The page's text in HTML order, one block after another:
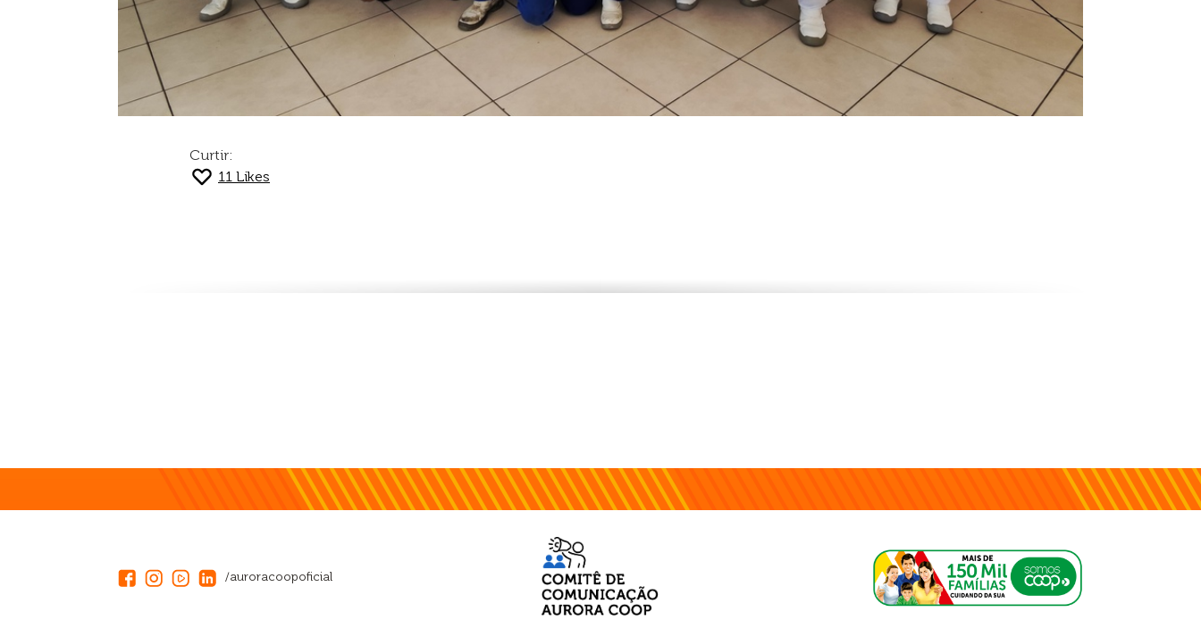
Curtir:
11 Likes
/auroracoopoficial